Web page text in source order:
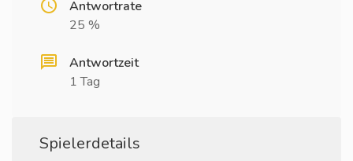
Antwortrate
25 %
Antwortzeit
1 Tag
Spielerdetails